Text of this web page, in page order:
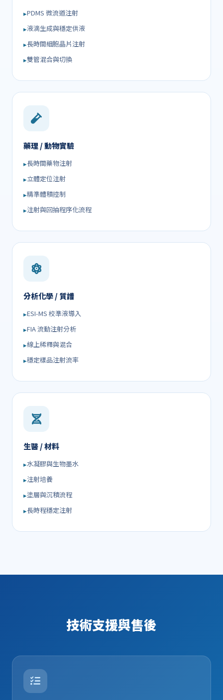
PDMS 微流道注射
液滴生成與穩定供液
長時間細胞晶片注射
雙管混合與切換
藥理 / 動物實驗
長時間藥物注射
立體定位注射
精準體積控制
注射與回抽程序化流程
分析化學 / 質譜
ESI-MS 校準液導入
FIA 流動注射分析
線上稀釋與混合
穩定樣品注射流率
生醫 / 材料
水凝膠與生物墨水
注射培養
塗層與沉積流程
長時程穩定注射
技術支援與售後